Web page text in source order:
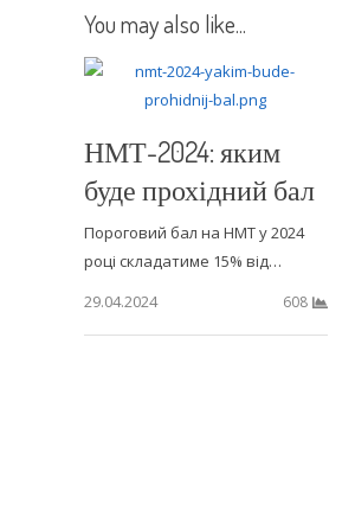
You may also like...
НМТ-2024: яким
буде прохідний бал
Пороговий бал на НМТ у 2024
році складатиме 15% від…
29.04.2024
608